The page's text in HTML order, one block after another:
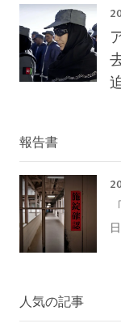
報告書
人気の記事